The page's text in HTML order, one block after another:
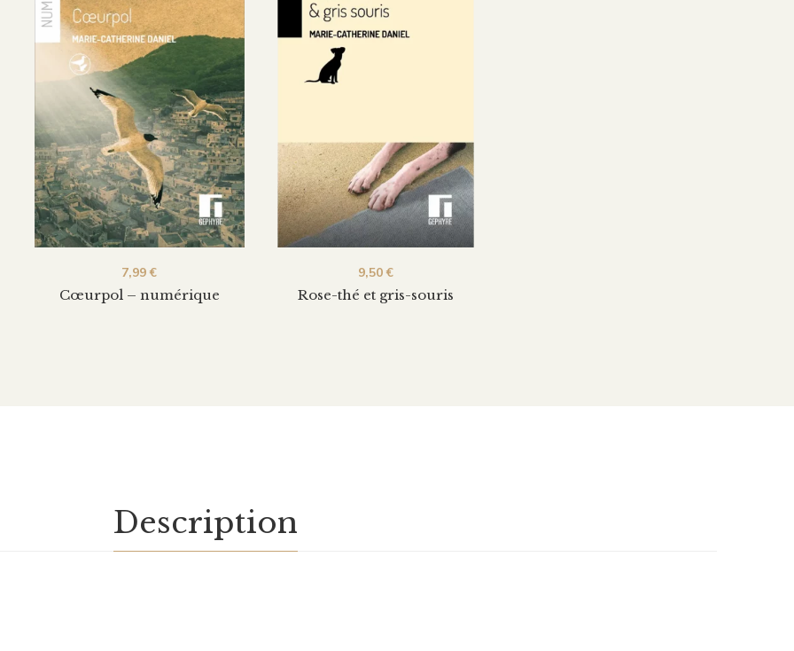
Cœurpol – numérique
7,99€
Rose-thé et gris-souris
9,50€
Description